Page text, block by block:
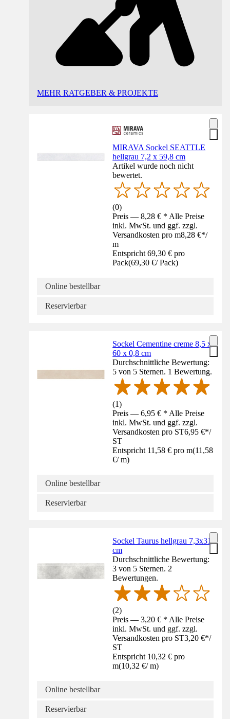
MEHR RATGEBER & PROJEKTE
MIRAVA Sockel SEATTLE
hellgrau 7,2 x 59,8 cm
Artikel wurde noch nicht
bewertet.
(0)
Preis — 8,28 € * Alle Preise
inkl. MwSt. und ggf. zzgl.
Versandkosten pro m8,28 €*/
m
Entspricht 69,30 € pro
Pack(69,30 €/ Pack)
Online bestellbar
Reservierbar
Sockel Cementine creme 8,5 x
60 x 0,8 cm
Durchschnittliche Bewertung:
5 von 5 Sternen. 1 Bewertung.
(1)
Preis — 6,95 € * Alle Preise
inkl. MwSt. und ggf. zzgl.
Versandkosten pro ST6,95 €*/
ST
Entspricht 11,58 € pro m(11,58
€/ m)
Online bestellbar
Reservierbar
Sockel Taurus hellgrau 7,3x31
cm
Durchschnittliche Bewertung:
3 von 5 Sternen. 2
Bewertungen.
(2)
Preis — 3,20 € * Alle Preise
inkl. MwSt. und ggf. zzgl.
Versandkosten pro ST3,20 €*/
ST
Entspricht 10,32 € pro
m(10,32 €/ m)
Online bestellbar
Reservierbar